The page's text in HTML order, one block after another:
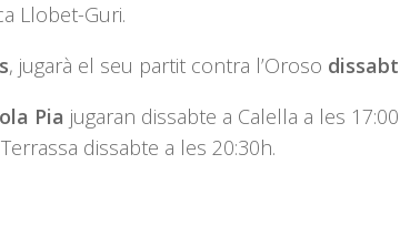
Llobet-Guri.
, jugarà el seu partit contra l’Oroso
Pia jugaran dissabte a Calella a les
dissabte a les 20:30h.